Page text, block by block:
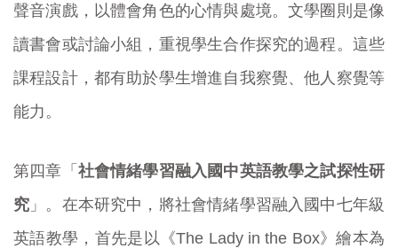
聲音演戲，以體會角色的心情與處境。文學圈則是像
讀書會或討論小組，重視學生合作探究的過程。這些
課程設計，都有助於學生增進自我察覺、他人察覺等
能力。
第四章「 社會情緒學習融入國中英語教學之試探性研
究 」。在本研究中，將社會情緒學習融入國中七年級
英語教學，首先是以《The Lady in the Box》繪本為